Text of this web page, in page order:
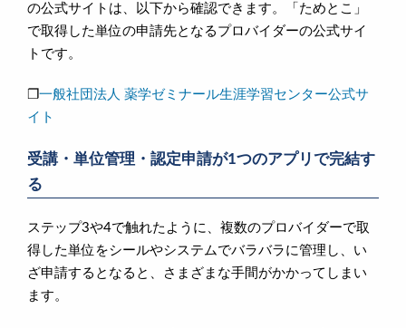
の公式サイトは、以下から確認できます。「ためとこ」
で取得した単位の申請先となるプロバイダーの公式サイ
トです。
❐一般社団法人 薬学ゼミナール生涯学習センター公式サ
イト
受講・単位管理・認定申請が1つのアプリで完結す
る
ステップ3や4で触れたように、複数のプロバイダーで取
得した単位をシールやシステムでバラバラに管理し、い
ざ申請するとなると、さまざまな手間がかかってしまい
ます。